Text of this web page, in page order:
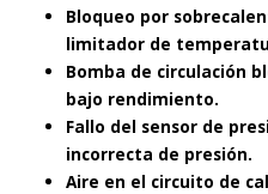
Bloqueo por
limitador de
Bomba de circulación
bajo rendimiento.
Fallo del sensor de
incorrecta de presión.
Aire en el circuito de